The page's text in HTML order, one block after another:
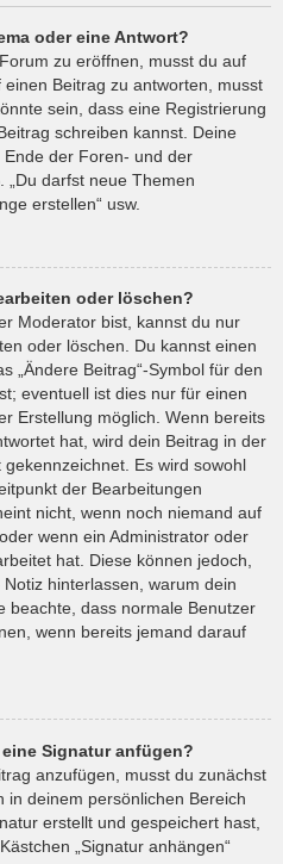
oder eine Antwort?
zu eröffnen, musst du auf
einen Beitrag zu antworten, musst
sein, dass eine Registrierung
schreiben kannst. Deine
der Foren- und der
„Du darfst neue Themen
erstellen“ usw.
oder löschen?
Moderator bist, kannst du nur
oder löschen. Du kannst einen
„Ändere Beitrag“-Symbol für den
eventuell ist dies nur für einen
Erstellung möglich. Wenn bereits
hat, wird dein Beitrag in der
Es wird sowohl
der Bearbeitungen
nicht, wenn noch niemand auf
wenn ein Administrator oder
hat. Diese können jedoch,
hinterlassen, warum dein
beachte, dass normale Benutzer
wenn bereits jemand darauf
Signatur anfügen?
anzufügen, musst du zunächst
in deinem persönlichen Bereich
erstellt und gespeichert hast,
„Signatur anhängen“